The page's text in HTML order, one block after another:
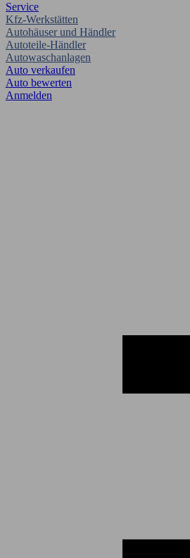
Service
Kfz-Werkstätten
Autohäuser und Händler
Autoteile-Händler
Autowaschanlagen
Auto verkaufen
Auto bewerten
Anmelden